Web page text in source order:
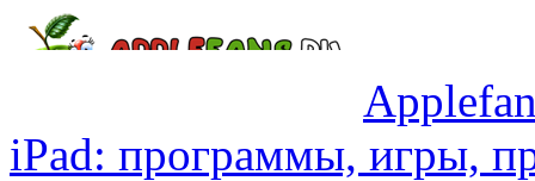
iPad: программы, игры,